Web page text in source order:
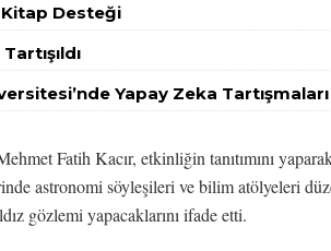
Kitap Desteği
Yapay Zeka Tartışmaları
Fatih Kacır, etkinliğin tanıtımını
astronomi söyleşileri ve bilim atölyeleri
gözlemi yapacaklarını ifade etti.